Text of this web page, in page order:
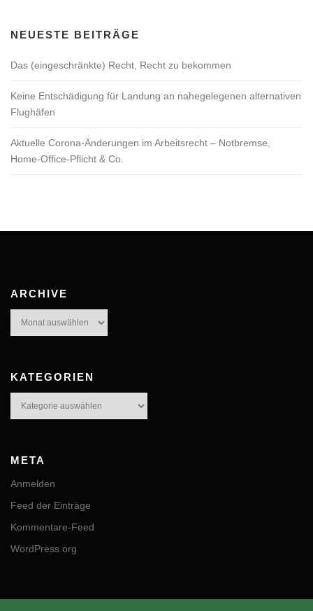
NEUESTE BEITRÄGE
Das (eingeschränkte) Recht, Recht zu bekommen
Keine Entschädigung für Landung an nahegelegenen alternativen
Flughäfen
Aktuelle Corona-Änderungen im Arbeitsrecht – Notbremse,
Home-Office-Pflicht & Co.
ARCHIVE
KATEGORIEN
META
Anmelden
Feed der Einträge
Kommentare-Feed
WordPress.org